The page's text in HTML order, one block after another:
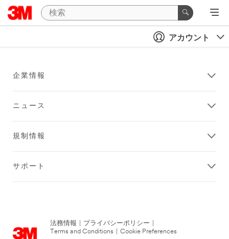
アカウント
企業情報
ニュース
規制情報
サポート
法務情報 プライバシーポリシー
Terms and Conditions
Cookie Preferences